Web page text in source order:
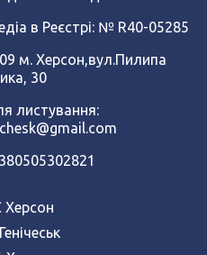
в Реєстрі: № R40-05285
м. Херсон,вул.Пилипа
30
листування:
Херсон